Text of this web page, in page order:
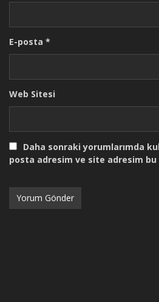
E-posta *
Web Sitesi
Daha sonraki yorumlarımda
posta adresim ve site adresim bu